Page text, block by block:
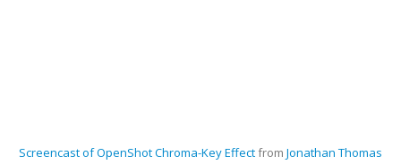
Screencast of OpenShot Chroma-Key Effectfrom Jonathan Thomas